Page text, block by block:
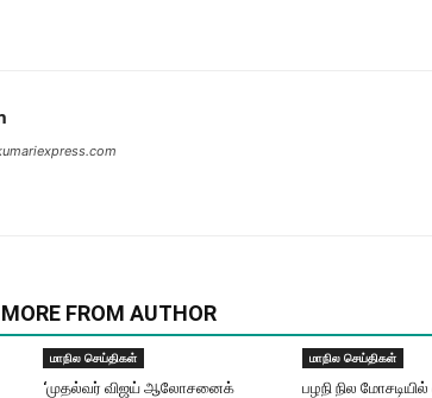
MORE FROM AUTHOR
மாநில செய்திகள்
‘முதல்வர் விஜய் ஆலோசனைக்
மாநில செய்திகள்
பழநி நில